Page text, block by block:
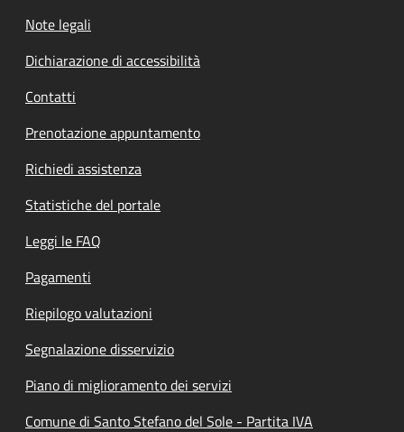
Note legali
Dichiarazione di accessibilità
Contatti
Prenotazione appuntamento
Richiedi assistenza
Statistiche del portale
Leggi le FAQ
Pagamenti
Riepilogo valutazioni
Segnalazione disservizio
Piano di miglioramento dei servizi
Comune di Santo Stefano del Sole - Partita IVA